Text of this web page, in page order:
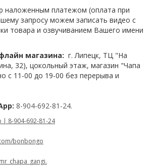
наложенным платежом (оплата при
запросу можем записать видео с
товара и озвучиванием Вашего имени
магазина: г. Липецк, ТЦ "На
32), цокольный этаж, магазин "Чапа
с 11-00 до 19-00 без перерыва и
8-904-692-81-24.
| 8-904-692-81-24
bonbongo